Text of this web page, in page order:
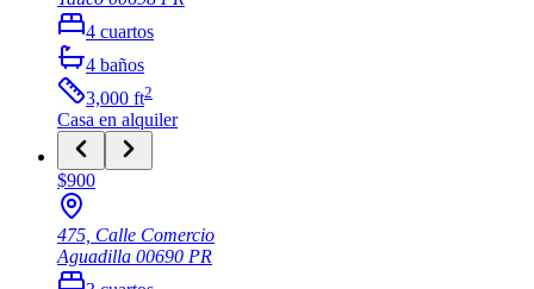
4 cuartos
4 baños
3,000 ft2
Casa en alquiler
$900
475, Calle Comercio
Aguadilla 00690 PR